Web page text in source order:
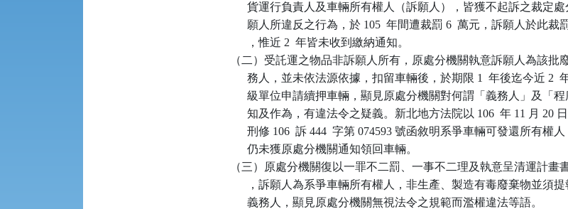
貨運行負責人及車輛所有權人（訴願人），皆獲不起訴之裁定
願人所違反之行為，於 105  年間遭裁罰 6  萬元，訴願人於此裁
      ，惟近 2  年皆未收到繳納通知。
（二）受託運之物品非訴願人所有，原處分機關執意訴願人為該批
務人，並未依法源依據，扣留車輛後，於期限 1  年後迄今近 2
級單位申請續押車輛，顯見原處分機關對何謂「義務人」及「
知及作為，有違法令之疑義。新北地方法院以 106  年 11 月 20
刑修 106  訴 444  字第 074593 號函敘明系爭車輛可發還所有權
      仍未獲原處分機關通知領回車輛。
（三）原處分機關復以一罪不二罰、一事不二理及執意呈清運計畫
，訴願人為系爭車輛所有權人，非生產、製造有毒廢棄物並須
      義務人，顯見原處分機關無視法令之規範而濫權違法等語。